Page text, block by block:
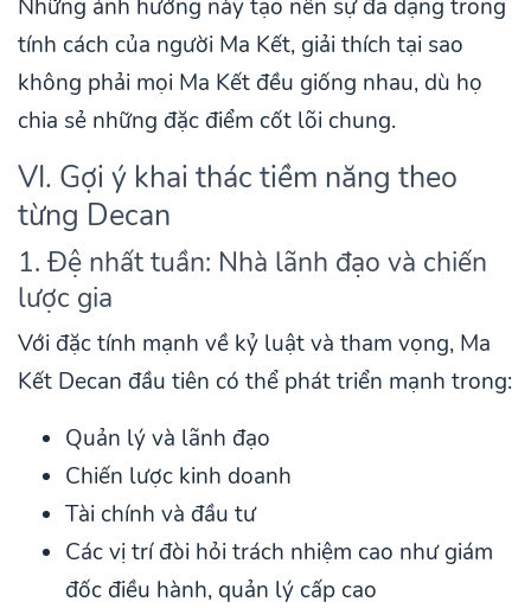
Những ảnh hưởng này tạo nên sự đa dạng trong
tính cách của người Ma Kết, giải thích tại sao
không phải mọi Ma Kết đều giống nhau, dù họ
chia sẻ những đặc điểm cốt lõi chung.
VI. Gợi ý khai thác tiềm năng theo
từng Decan
1. Đệ nhất tuần: Nhà lãnh đạo và chiến
lược gia
Với đặc tính mạnh về kỷ luật và tham vọng, Ma
Kết Decan đầu tiên có thể phát triển mạnh trong:
Quản lý và lãnh đạo
Chiến lược kinh doanh
Tài chính và đầu tư
Các vị trí đòi hỏi trách nhiệm cao như giám
đốc điều hành, quản lý cấp cao